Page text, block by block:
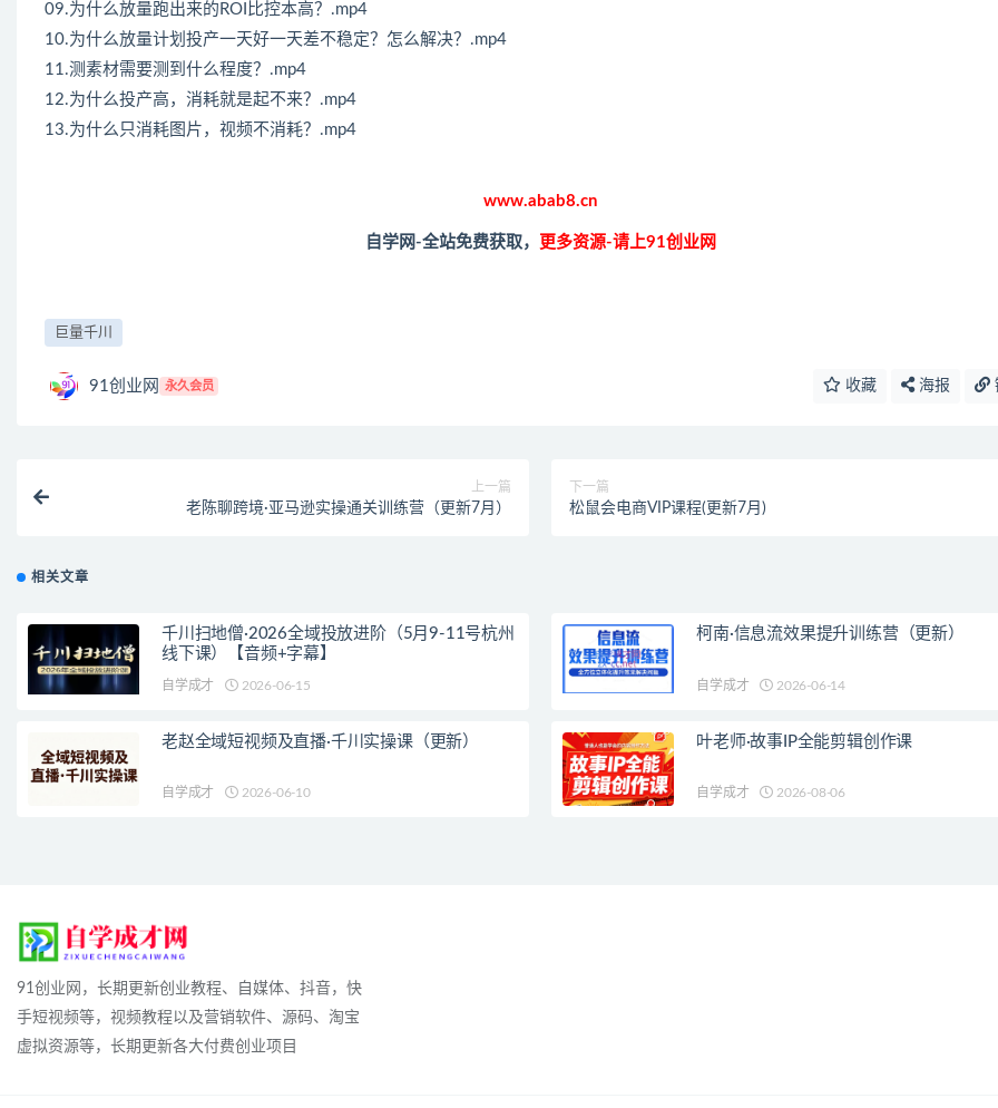
09.为什么放量跑出来的ROI比控本高？.mp4
10.为什么放量计划投产一天好一天差不稳定？怎么解决？.mp4
11.测素材需要测到什么程度？.mp4
12.为什么投产高，消耗就是起不来？.mp4
13.为什么只消耗图片，视频不消耗？.mp4
www.abab8.cn
自学网-全站免费获取， 更多资源-请上91创业网
巨量千川
91创业网 永久会员 收藏 海报
上一篇
老陈聊跨境·亚马逊实操通关训练营（更新7月）
下一篇
松鼠会电商VIP课程(更新7月)
相关文章
千川扫地僧·2026全域投放进阶（5月9-11号杭州
线下课）【音频+字幕】
自学成才 2026-06-15
柯南·信息流效果提升训练营（更新）
自学成才 2026-06-14
老赵全域短视频及直播·千川实操课（更新）
自学成才 2026-06-10
叶老师·故事IP全能剪辑创作课
自学成才 2026-08-06
91创业网，长期更新创业教程、自媒体、抖音，快
手短视频等，视频教程以及营销软件、源码、淘宝
虚拟资源等，长期更新各大付费创业项目